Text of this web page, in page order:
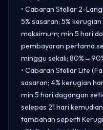
• Cabaran Stellar 2-
5% sasaran; 5%
maksimum; min 5 hari
pembayaran pertama
minggu sekali;
• Cabaran Stellar Lite
sasaran; 4% kerugian
min 5 hari dagangan
selepas 21 hari
tambahan seperti